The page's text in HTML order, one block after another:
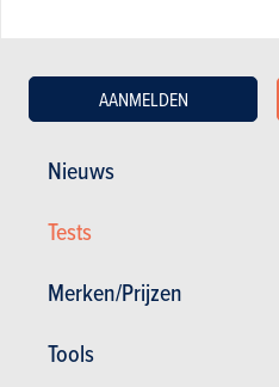
Nieuws
Tests
Merken/Prijzen
Tools
AANMELDEN